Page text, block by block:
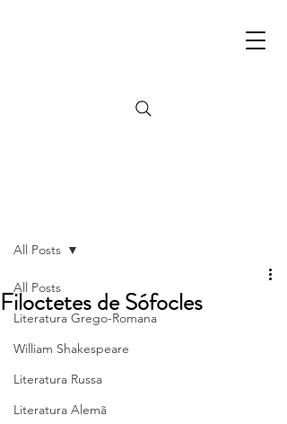
All Posts
Literatura Grego-Romana
William Shakespeare
Literatura Russa
Literatura Alemã
All Posts
Filoctetes de Sófocles